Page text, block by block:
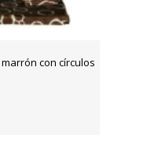
con círculos